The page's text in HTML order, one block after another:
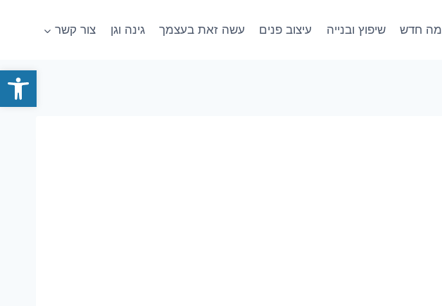
פתח
מה חדש שיפוץ ובנייה עיצוב פנים עשה זאת בעצמך גינה וגן צור קשר